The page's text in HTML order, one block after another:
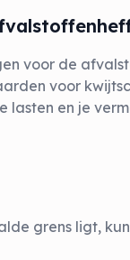
voor de
voor
lasten en je
grens ligt,